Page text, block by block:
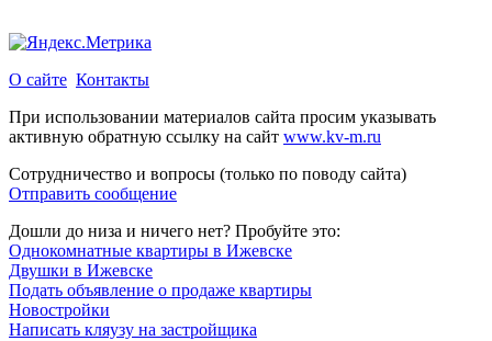
О сайте Контакты
При использовании материалов сайта просим указывать
активную обратную ссылку на сайт www.kv-m.ru
Сотрудничество и вопросы (только по поводу сайта)
Отправить сообщение
Дошли до низа и ничего нет? Пробуйте это:
Однокомнатные квартиры в Ижевске
Двушки в Ижевске
Подать объявление о продаже квартиры
Новостройки
Написать кляузу на застройщика